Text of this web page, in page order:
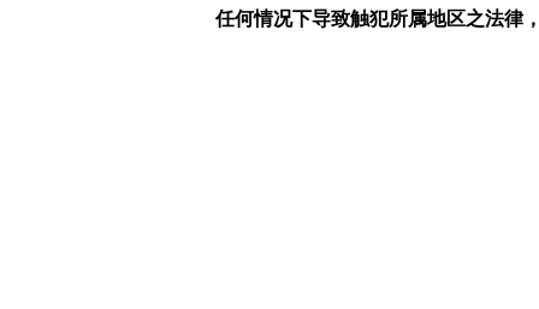
任何情况下导致触犯所属地区之法律